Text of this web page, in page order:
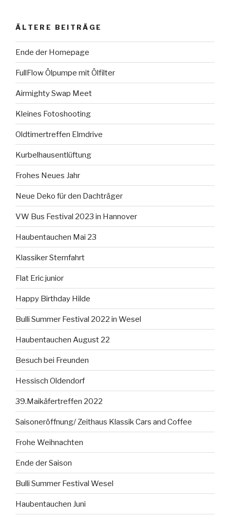
ÄLTERE BEITRÄGE
Ende der Homepage
FullFlow Ölpumpe mit Ölfilter
Airmighty Swap Meet
Kleines Fotoshooting
Oldtimertreffen Elmdrive
Kurbelhausentlüftung
Frohes Neues Jahr
Neue Deko für den Dachträger
VW Bus Festival 2023 in Hannover
Haubentauchen Mai 23
Klassiker Sternfahrt
Flat Eric junior
Happy Birthday Hilde
Bulli Summer Festival 2022 in Wesel
Haubentauchen August 22
Besuch bei Freunden
Hessisch Oldendorf
39.Maikäfertreffen 2022
Saisoneröffnung/ Zeithaus Klassik Cars and Coffee
Frohe Weihnachten
Ende der Saison
Bulli Summer Festival Wesel
Haubentauchen Juni